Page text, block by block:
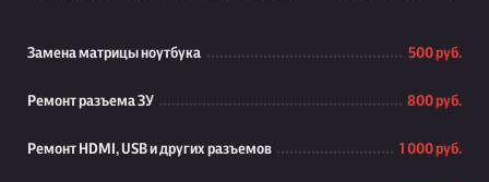
Замена матрицы ноутбука 500 руб.
Ремонт разъема ЗУ 800 руб.
Ремонт HDMI, USB и других разъемов 1 000 руб.